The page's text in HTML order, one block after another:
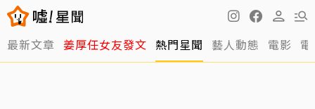
最新文章 姜厚任女友發文 熱門星聞 藝人動態 電影